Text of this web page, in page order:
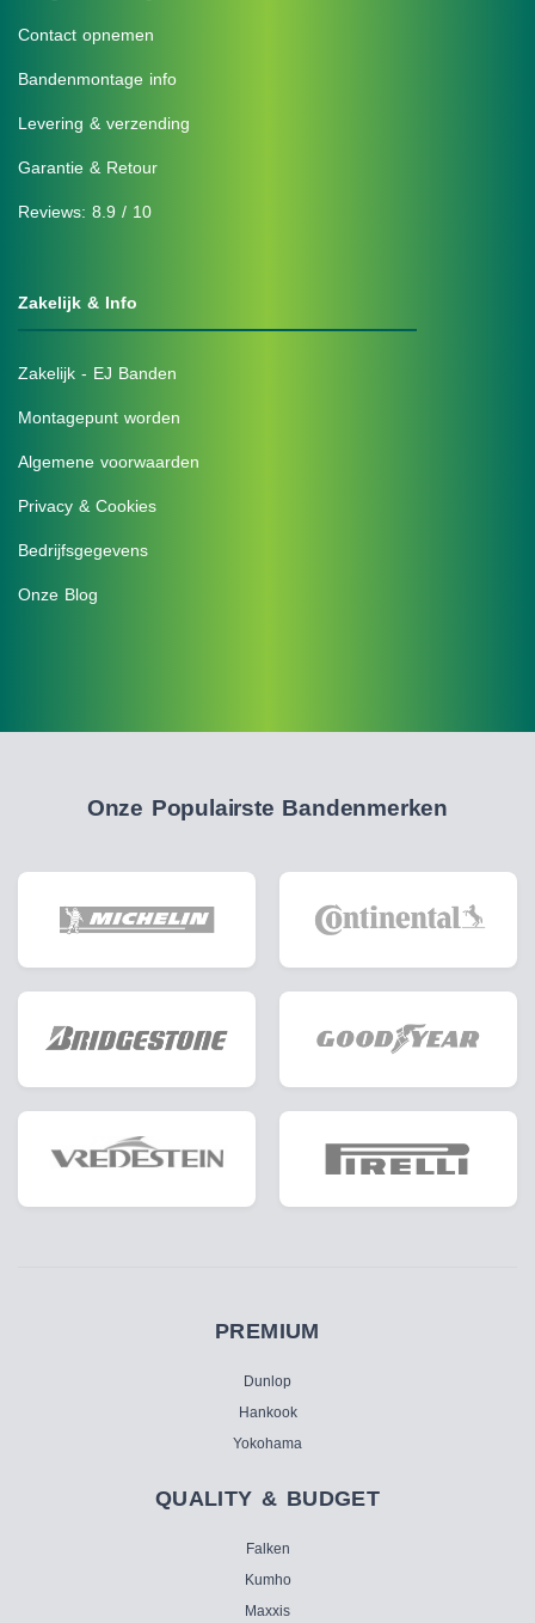
Contact opnemen
Bandenmontage info
Levering & verzending
Garantie & Retour
Reviews: 8.9 / 10
Zakelijk & Info
Zakelijk - EJ Banden
Montagepunt worden
Algemene voorwaarden
Privacy & Cookies
Bedrijfsgegevens
Onze Blog
Onze Populairste Bandenmerken
PREMIUM
Dunlop
Hankook
Yokohama
QUALITY & BUDGET
Falken
Kumho
Maxxis